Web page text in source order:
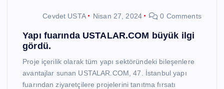
Cevdet USTA Nisan 27, 2024 0 Comments
Yapı fuarında USTALAR.COM büyük ilgi
gördü.
Proje içerilik olarak tüm yapı sektöründeki bileşenlere
avantajlar sunan USTALAR.COM, 47. İstanbul yapı
fuarından ziyaretçilere projelerini tanıtma fırsatı